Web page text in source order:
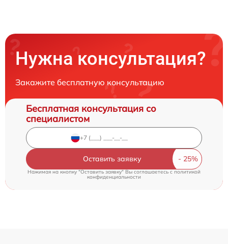
Нужна консультация?
Закажите бесплатную консультацию
Бесплатная консультация со
специалистом
Оставить заявку
Нажимая на кнопку "Оставить заявку" Вы соглашаетесь cполитикой
конфиденциальности